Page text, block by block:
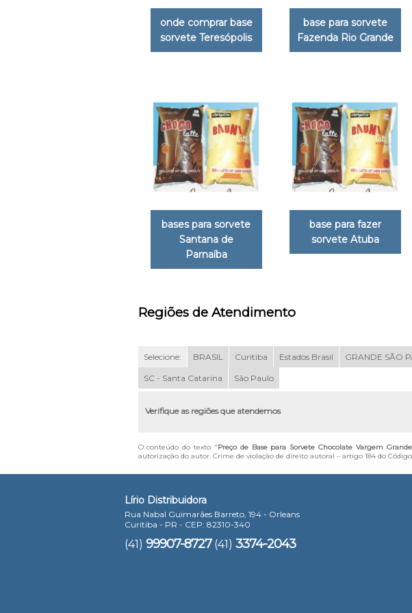
onde comprar base
sorvete Teresópolis
base para sorvete
Fazenda Rio Grande
bases para sorvete
Santana de
Parnaíba
base para fazer
sorvete Atuba
Regiões de Atendimento
Selecione: BRASIL Curitiba Estados Brasil GRANDE SÃO
SC - Santa Catarina São Paulo
Verifique as regiões que atendemos
O conteúdo do texto "Preço de Base para Sorvete Chocolate Vargem
autorização do autor. Crime de violação de direito autoral – artigo 184 do
Lírio Distribuidora
Rua Nabal Guimarães Barreto, 194 - Orleans
Curitiba - PR - CEP: 82310-340
(41) 99907-8727 (41) 3374-2043